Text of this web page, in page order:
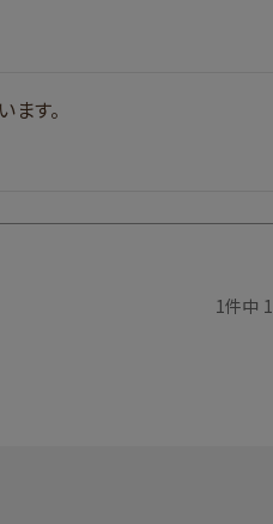
す。
1件中 1